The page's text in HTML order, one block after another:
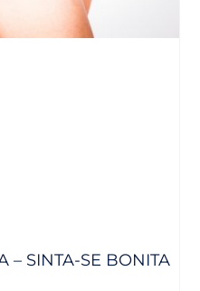
– SINTA-SE BONITA